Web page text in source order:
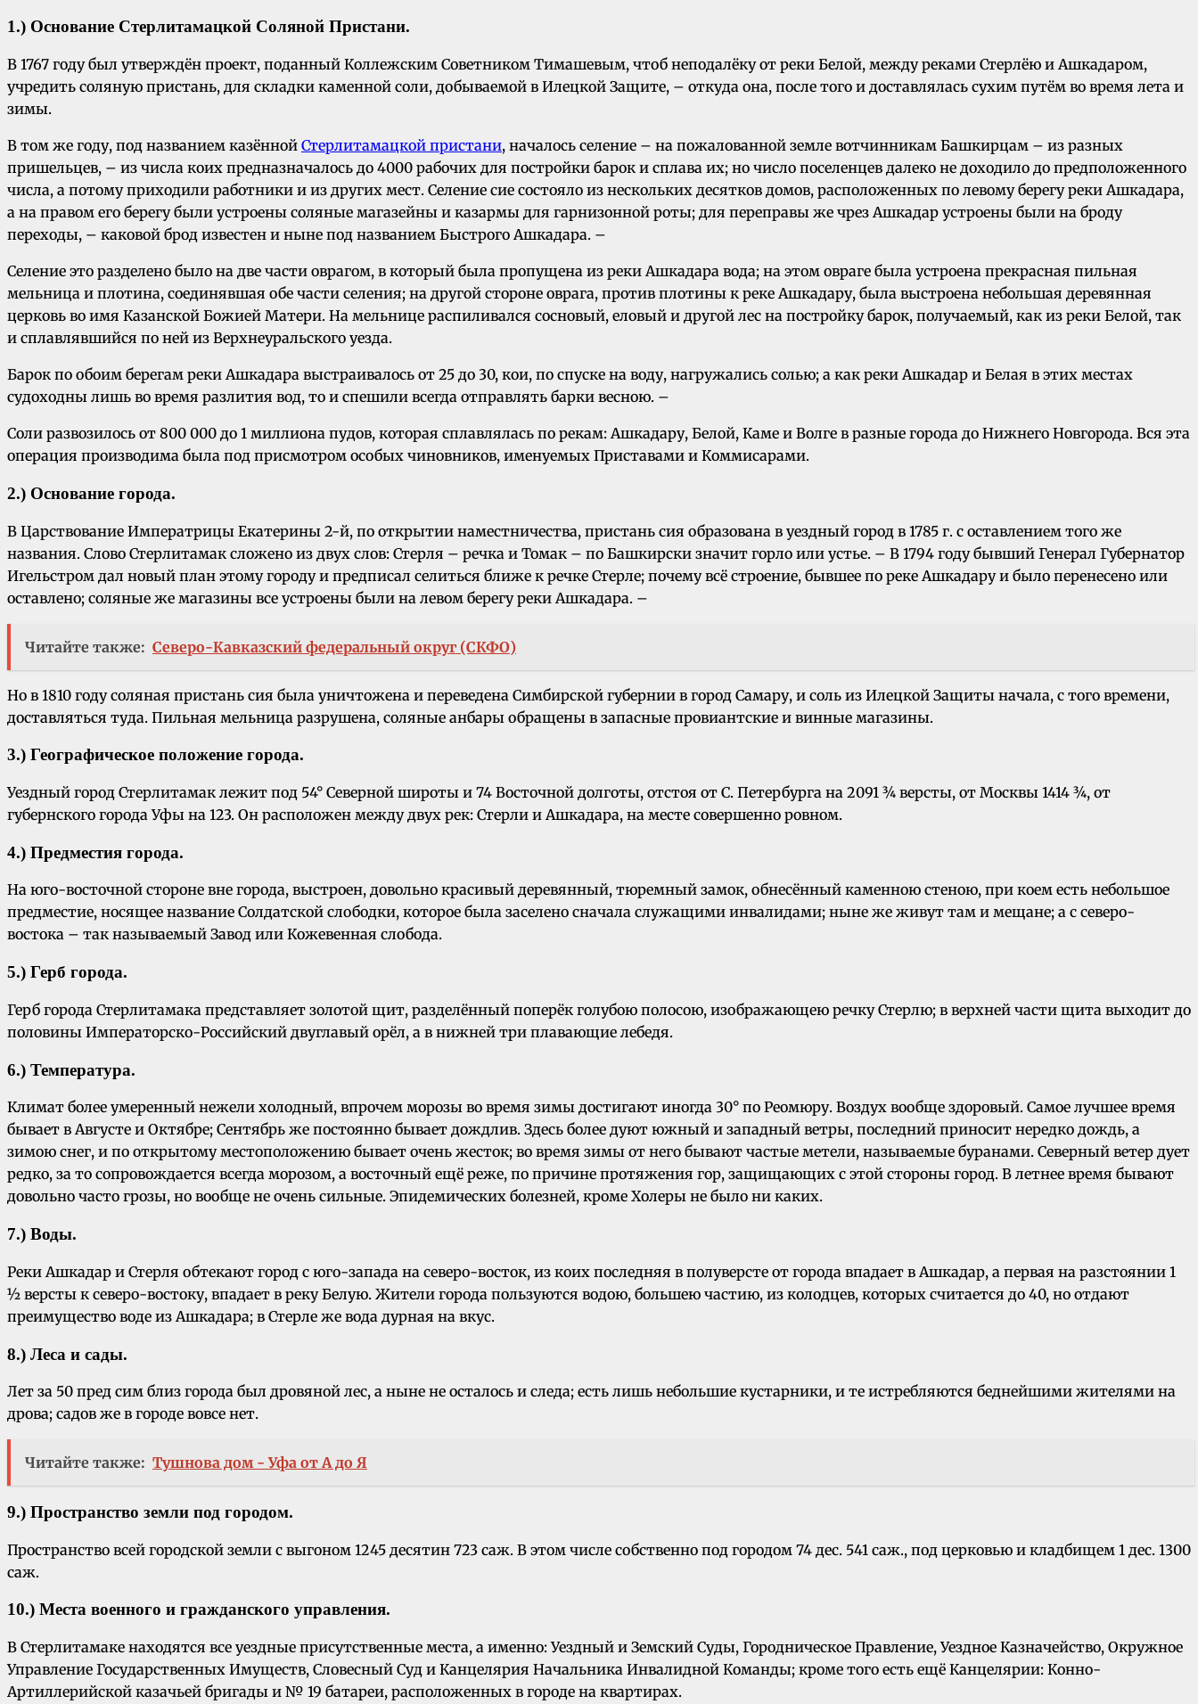
1.) Основание Стерлитамацкой Соляной Пристани.
В 1767 году был утверждён проект, поданный Коллежским Советником Тимашевым, чтоб неподалёку от реки Белой, между реками Стерлёю и Ашкадаром,
учредить соляную пристань, для складки каменной соли, добываемой в Илецкой Защите, – откуда она, после того и доставлялась сухим путём во время лета и
зимы.
В том же году, под названием казённой Стерлитамацкой пристани, началось селение – на пожалованной земле вотчинникам Башкирцам – из разных
пришельцев, – из числа коих предназначалось до 4000 рабочих для постройки барок и сплава их; но число поселенцев далеко не доходило до предположенного
числа, а потому приходили работники и из других мест. Селение сие состояло из нескольких десятков домов, расположенных по левому берегу реки Ашкадара,
а на правом его берегу были устроены соляные магазейны и казармы для гарнизонной роты; для переправы же чрез Ашкадар устроены были на броду
переходы, – каковой брод известен и ныне под названием Быстрого Ашкадара. –
Селение это разделено было на две части оврагом, в который была пропущена из реки Ашкадара вода; на этом овраге была устроена прекрасная пильная
мельница и плотина, соединявшая обе части селения; на другой стороне оврага, против плотины к реке Ашкадару, была выстроена небольшая деревянная
церковь во имя Казанской Божией Матери. На мельнице распиливался сосновый, еловый и другой лес на постройку барок, получаемый, как из реки Белой, так
и сплавлявшийся по ней из Верхнеуральского уезда.
Барок по обоим берегам реки Ашкадара выстраивалось от 25 до 30, кои, по спуске на воду, нагружались солью; а как реки Ашкадар и Белая в этих местах
судоходны лишь во время разлития вод, то и спешили всегда отправлять барки весною. –
Соли развозилось от 800 000 до 1 миллиона пудов, которая сплавлялась по рекам: Ашкадару, Белой, Каме и Волге в разные города до Нижнего Новгорода. Вся эта
операция производима была под присмотром особых чиновников, именуемых Приставами и Коммисарами.
2.) Основание города.
В Царствование Императрицы Екатерины 2-й, по открытии наместничества, пристань сия образована в уездный город в 1785 г. с оставлением того же
названия. Слово Стерлитамак сложено из двух слов: Стерля – речка и Томак – по Башкирски значит горло или устье. – В 1794 году бывший Генерал Губернатор
Игельстром дал новый план этому городу и предписал селиться ближе к речке Стерле; почему всё строение, бывшее по реке Ашкадару и было перенесено или
оставлено; соляные же магазины все устроены были на левом берегу реки Ашкадара. –
Читайте также: Северо-Кавказский федеральный округ (СКФО)
Но в 1810 году соляная пристань сия была уничтожена и переведена Симбирской губернии в город Самару, и соль из Илецкой Защиты начала, с того времени,
доставляться туда. Пильная мельница разрушена, соляные анбары обращены в запасные провиантские и винные магазины.
3.) Географическое положение города.
Уездный город Стерлитамак лежит под 54° Северной широты и 74 Восточной долготы, отстоя от С. Петербурга на 2091 ¾ версты, от Москвы 1414 ¾, от
губернского города Уфы на 123. Он расположен между двух рек: Стерли и Ашкадара, на месте совершенно ровном.
4.) Предместия города.
На юго-восточной стороне вне города, выстроен, довольно красивый деревянный, тюремный замок, обнесённый каменною стеною, при коем есть небольшое
предместие, носящее название Солдатской слободки, которое была заселено сначала служащими инвалидами; ныне же живут там и мещане; а с северо-
востока – так называемый Завод или Кожевенная слобода.
5.) Герб города.
Герб города Стерлитамака представляет золотой щит, разделённый поперёк голубою полосою, изображающею речку Стерлю; в верхней части щита выходит до
половины Императорско-Российский двуглавый орёл, а в нижней три плавающие лебедя.
6.) Температура.
Климат более умеренный нежели холодный, впрочем морозы во время зимы достигают иногда 30° по Реомюру. Воздух вообще здоровый. Самое лучшее время
бывает в Августе и Октябре; Сентябрь же постоянно бывает дождлив. Здесь более дуют южный и западный ветры, последний приносит нередко дождь, а
зимою снег, и по открытому местоположению бывает очень жесток; во время зимы от него бывают частые метели, называемые буранами. Северный ветер дует
редко, за то сопровождается всегда морозом, а восточный ещё реже, по причине протяжения гор, защищающих с этой стороны город. В летнее время бывают
довольно часто грозы, но вообще не очень сильные. Эпидемических болезней, кроме Холеры не было ни каких.
7.) Воды.
Реки Ашкадар и Стерля обтекают город с юго-запада на северо-восток, из коих последняя в полуверсте от города впадает в Ашкадар, а первая на разстоянии 1
½ версты к северо-востоку, впадает в реку Белую. Жители города пользуются водою, большею частию, из колодцев, которых считается до 40, но отдают
преимущество воде из Ашкадара; в Стерле же вода дурная на вкус.
8.) Леса и сады.
Лет за 50 пред сим близ города был дровяной лес, а ныне не осталось и следа; есть лишь небольшие кустарники, и те истребляются беднейшими жителями на
дрова; садов же в городе вовсе нет.
Читайте также: Тушнова дом - Уфа от А до Я
9.) Пространство земли под городом.
Пространство всей городской земли с выгоном 1245 десятин 723 саж. В этом числе собственно под городом 74 дес. 541 саж., под церковью и кладбищем 1 дес. 1300
саж.
10.) Места военного и гражданского управления.
В Стерлитамаке находятся все уездные присутственные места, а именно: Уездный и Земский Суды, Городническое Правление, Уездное Казначейство, Окружное
Управление Государственных Имуществ, Словесный Суд и Канцелярия Начальника Инвалидной Команды; кроме того есть ещё Канцелярии: Конно-
Артиллерийской казачьей бригады и № 19 батареи, расположенных в городе на квартирах.